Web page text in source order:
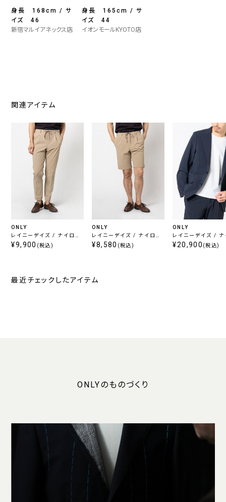
身長 168cm / サ
イズ 46
新宿マルイアネックス店
身長 165cm / サ
イズ 44
イオンモールKYOTO店
関連アイテム
ONLY
レイニーデイズ / ナイロン
ストレッチパンツ ベージュ
¥9,900 (税込)
ONLY
レイニーデイズ / ナイロン
ストレッチショーツ ベージ
¥8,580 (税込)
ONLY
レイニーデイズ / ナ
ストレッチジャケッ
¥20,900 (税込)
最近チェックしたアイテム
ONLYのものづくり